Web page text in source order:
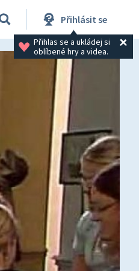
Přihlásit se
Přihlas se a ukládej si
oblíbené hry a videa.